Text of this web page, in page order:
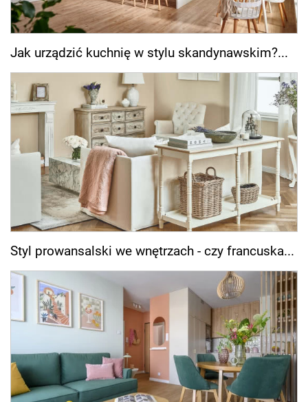
Jak urządzić kuchnię w stylu skandynawskim?...
Styl prowansalski we wnętrzach - czy francuska...